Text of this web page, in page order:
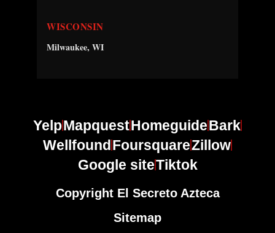
WISCONSIN
Milwaukee, WI
YelpMapquestHomeguideBark
WellfoundFoursquareZillow
Google siteTiktok
Copyright El Secreto Azteca
Sitemap